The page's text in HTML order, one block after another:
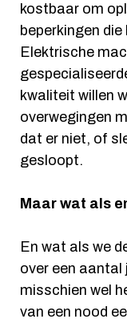
kostbaar om
beperkingen
Elektrische
kwaliteit willen
overwegingen
dat er niet, of
gesloopt.
Maar wat als
En wat als we
over een
misschien wel
van een nood